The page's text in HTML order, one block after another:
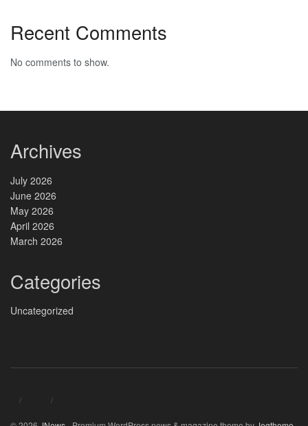
Recent Comments
No comments to show.
Archives
July 2026
June 2026
May 2026
April 2026
March 2026
Categories
Uncategorized